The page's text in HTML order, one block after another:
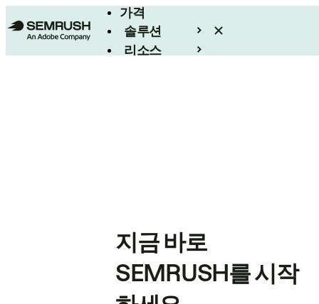
가격
솔루션
리소스
지금 바로
SEMRUSH를 시작